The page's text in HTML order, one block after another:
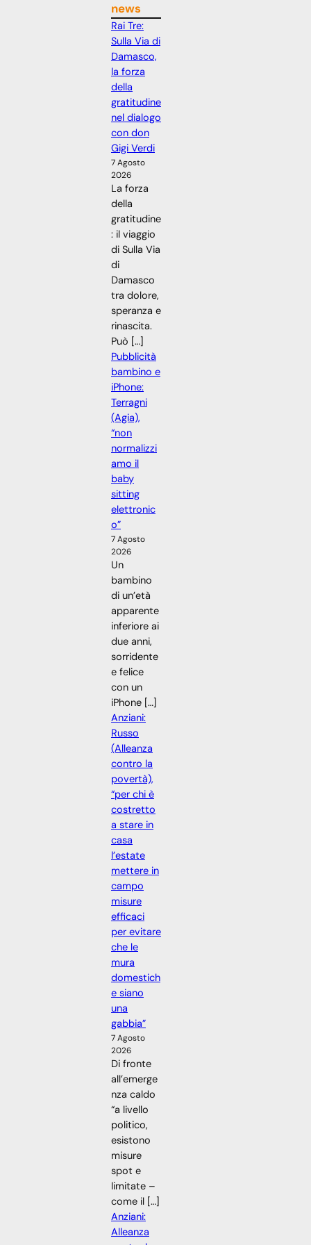
news
Rai Tre:
Sulla Via di
Damasco,
la forza
della
gratitudine
nel dialogo
con don
Gigi Verdi
7 Agosto
2026
La forza
della
gratitudine
: il viaggio
di Sulla Via
di
Damasco
tra dolore,
speranza e
rinascita.
Può […]
Pubblicità
bambino e
iPhone:
Terragni
(Agia),
“non
normalizzi
amo il
baby
sitting
elettronic
o”
7 Agosto
2026
Un
bambino
di un’età
apparente
inferiore ai
due anni,
sorridente
e felice
con un
iPhone […]
Anziani:
Russo
(Alleanza
contro la
povertà),
“per chi è
costretto
a stare in
casa
l’estate
mettere in
campo
misure
efficaci
per evitare
che le
mura
domestich
e siano
una
gabbia”
7 Agosto
2026
Di fronte
all’emerge
nza caldo
“a livello
politico,
esistono
misure
spot e
limitate –
come il […]
Anziani:
Alleanza